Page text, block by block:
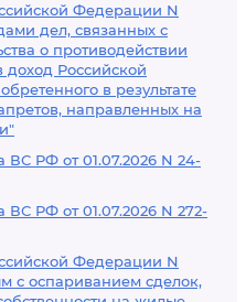
Федерации N
дел, связанных с
о противодействии
Российской
в результате
направленных на
РФ от 01.07.2026 N 24-
РФ от 01.07.2026 N 272-
Федерации N
с оспариванием сделок,